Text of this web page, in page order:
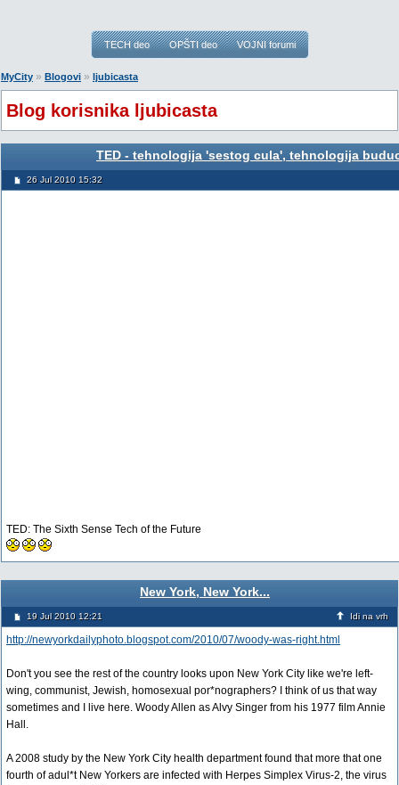
TECH deo OPŠTI deo VOJNI forumi
MyCity » Blogovi » ljubicasta
Blog korisnika ljubicasta
TED - tehnologija 'sestog cula', tehnologija
26 Jul 2010 15:32
TED: The Sixth Sense Tech of the Future
New York, New York...
19 Jul 2010 12:21 Idi na vrh
http://newyorkdailyphoto.blogspot.com/2010/07/woody-was-right.html
Don't you see the rest of the country looks upon New York City like we're left-
wing, communist, Jewish, homosexual por*nographers? I think of us that way
sometimes and I live here. Woody Allen as Alvy Singer from his 1977 film Annie
Hall.
A 2008 study by the New York City health department found that more that one
fourth of adul*t New Yorkers are infected with Herpes Simplex Virus-2, the virus